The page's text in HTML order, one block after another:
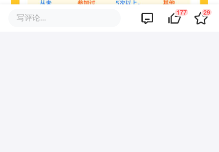
写评论... 177 29